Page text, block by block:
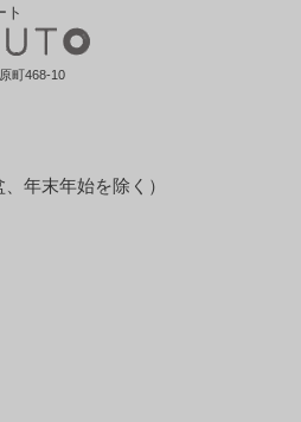
ト
町468-10
年末年始を除く）